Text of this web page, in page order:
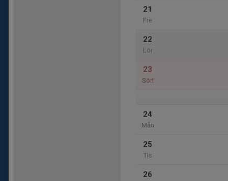
21
Fre
22
Lör
23
Sön
24
Mån
25
Tis
26